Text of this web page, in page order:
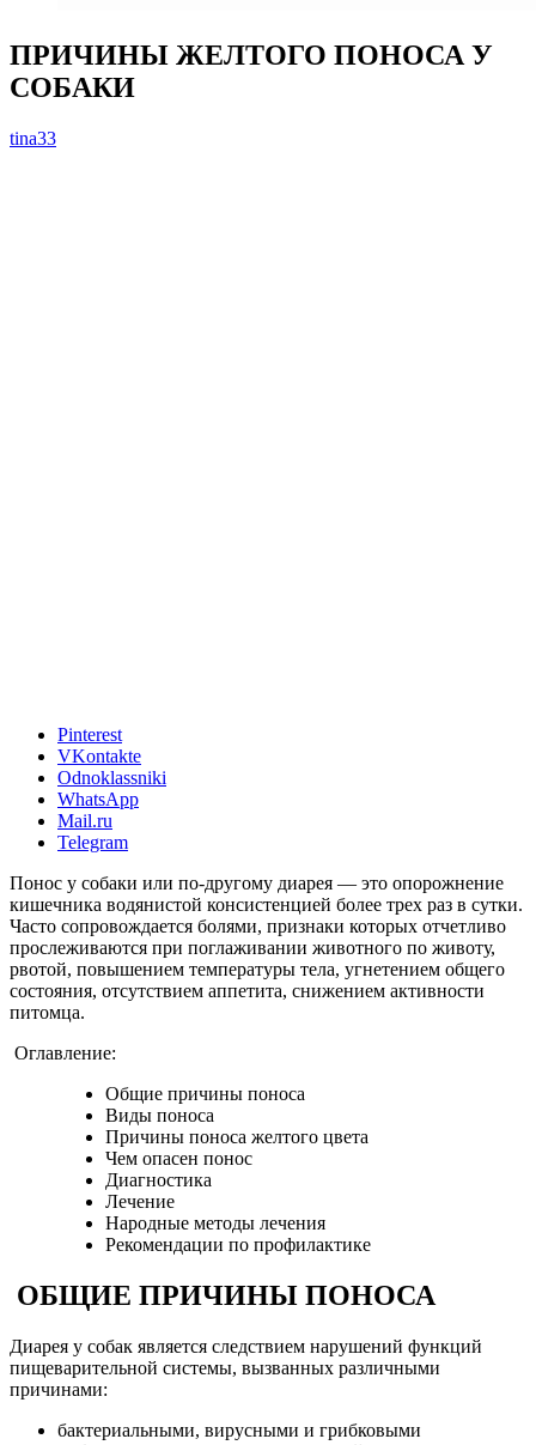
ПРИЧИНЫ ЖЕЛТОГО ПОНОСА У
СОБАКИ
tina33
Pinterest
VKontakte
Odnoklassniki
WhatsApp
Mail.ru
Telegram
Понос у собаки или по-другому диарея — это опорожнение
кишечника водянистой консистенцией более трех раз в сутки.
Часто сопровождается болями, признаки которых отчетливо
прослеживаются при поглаживании животного по животу,
рвотой, повышением температуры тела, угнетением общего
состояния, отсутствием аппетита, снижением активности
питомца.
Оглавление:
Общие причины поноса
Виды поноса
Причины поноса желтого цвета
Чем опасен понос
Диагностика
Лечение
Народные методы лечения
Рекомендации по профилактике
ОБЩИЕ ПРИЧИНЫ ПОНОСА
Диарея у собак является следствием нарушений функций
пищеварительной системы, вызванных различными
причинами:
бактериальными, вирусными и грибковыми